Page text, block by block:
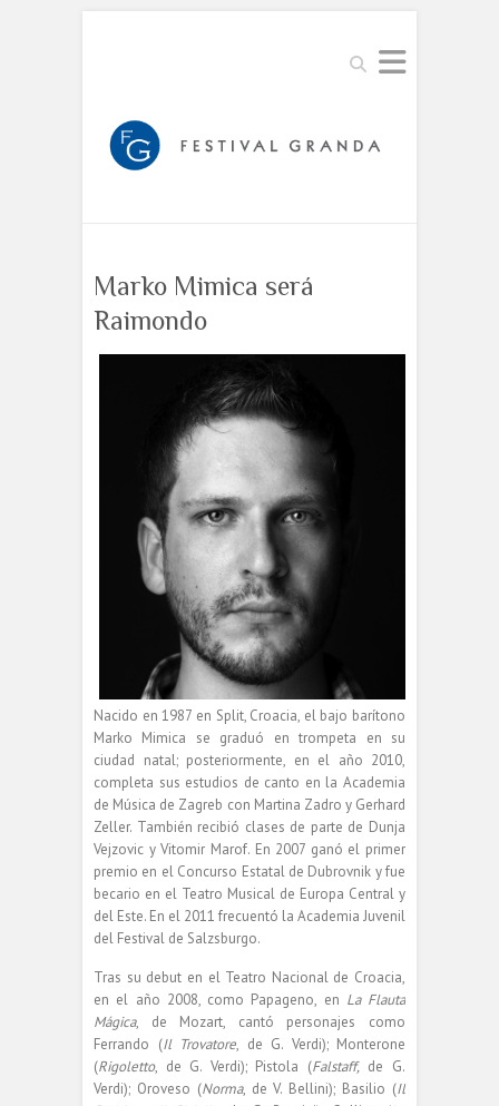
Buscar
Marko Mimica será
Raimondo
Nacido en 1987 en Split, Croacia, el bajo barítono
Marko Mimica se graduó en trompeta en su
ciudad natal; posteriormente, en el año 2010,
completa sus estudios de canto en la Academia
de Música de Zagreb con Martina Zadro y Gerhard
Zeller. También recibió clases de parte de Dunja
Vejzovic y Vitomir Marof. En 2007 ganó el primer
premio en el Concurso Estatal de Dubrovnik y fue
becario en el Teatro Musical de Europa Central y
del Este. En el 2011 frecuentó la Academia Juvenil
del Festival de Salzsburgo.
Tras su debut en el Teatro Nacional de Croacia,
en el año 2008, como Papageno, en La Flauta
Mágica, de Mozart, cantó personajes como
Ferrando (Il Trovatore, de G. Verdi); Monterone
(Rigoletto, de G. Verdi); Pistola (Falstaff,de G.
Verdi); Oroveso (Norma, de V. Bellini); Basilio (Il